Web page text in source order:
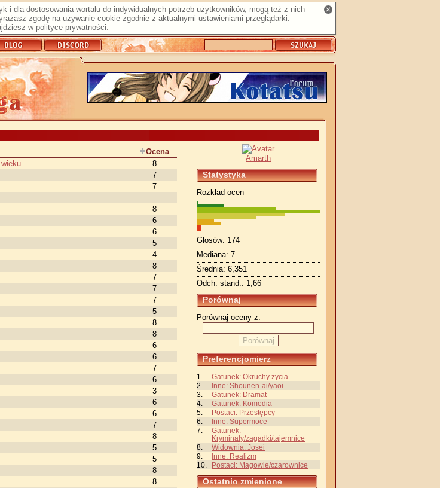
i dla dostosowania wortalu do indywidualnych potrzeb użytkowników, mogą też z nich
zgodę na używanie cookie zgodnie z aktualnymi ustawieniami przeglądarki.
w polityce prywatności.
Amarth
Statystyka
Rozkład ocen
Głosów: 174
Mediana: 7
Średnia: 6,351
Odch. stand.: 1,66
Porównaj
Porównaj oceny z:
Porównaj
Preferencjomierz
Gatunek: Okruchy życia
Inne: Shounen-ai/yaoi
Gatunek: Dramat
Gatunek: Komedia
Postaci: Przestępcy
Inne: Supermoce
Gatunek:
Kryminały/zagadki/tajemnice
Widownia: Josei
Inne: Realizm
Postaci: Magowie/czarownice
Ostatnio zmienione
Ocena
8
7
7
8
6
6
5
4
8
7
7
7
5
8
8
6
6
7
6
3
6
6
7
8
5
5
8
8